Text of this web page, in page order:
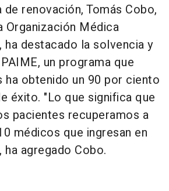
renovación, Tomás Cobo,
Organización Médica
ha destacado la solvencia y
un programa que
ha obtenido un 90 por ciento
éxito. "Lo que significa que
pacientes recuperamos a
médicos que ingresan en
agregado Cobo.